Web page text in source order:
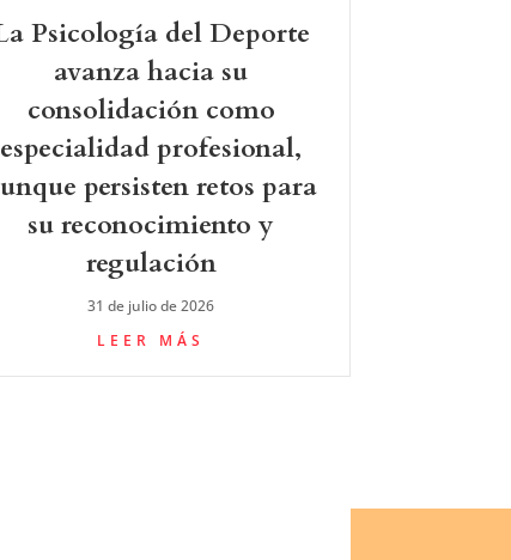
Psicología del Deporte
avanza hacia su
consolidación como
especialidad profesional,
persisten retos para
su reconocimiento y
regulación
31 de julio de 2026
LEER MÁS